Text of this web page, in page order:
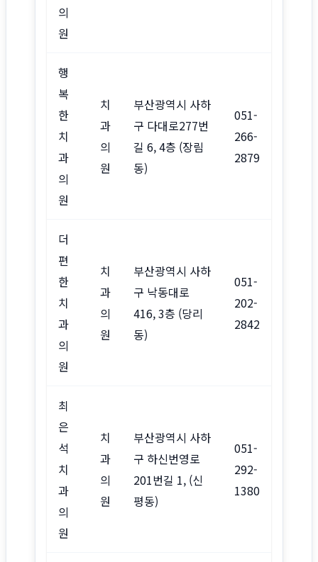
의
원
행
복
한
치
과
의
원
치
과
의
원
부산광역시 사하
구 다대로277번
길 6, 4층 (장림
동)
051-
266-
2879
더
편
한
치
과
의
원
치
과
의
원
부산광역시 사하
구 낙동대로
416, 3층 (당리
동)
051-
202-
2842
최
은
석
치
과
의
원
치
과
의
원
부산광역시 사하
구 하신번영로
201번길 1, (신
평동)
051-
292-
1380